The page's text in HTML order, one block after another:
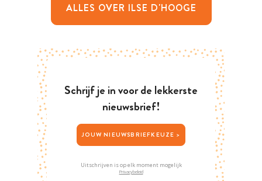
ALLES OVER ILSE D'HOOGE
Schrijf je in voor de lekkerste
nieuwsbrief!
JOUW NIEUWSBRIEFKEUZE >
Uitschrijven is op elk moment mogelijk
Privacybeleid